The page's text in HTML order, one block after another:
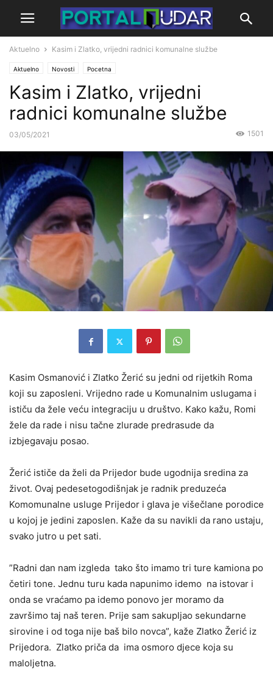
Aktuelno Kasim i Zlatko, vrijedni radnici komunalne službe
Aktuelno Novosti Pocetna
Kasim i Zlatko, vrijedni
radnici komunalne službe
03/05/2021 1501
Kasim Osmanović i Zlatko Žerić su jedni od rijetkih Roma
koji su zaposleni. Vrijedno rade u Komunalnim uslugama i
ističu da žele veću integraciju u društvo. Kako kažu, Romi
žele da rade i nisu tačne zlurade predrasude da
izbjegavaju posao.
Žerić ističe da želi da Prijedor bude ugodnija sredina za
život. Ovaj pedesetogodišnjak je radnik preduzeća
Komomunalne usluge Prijedor i glava je višečlane porodice
u kojoj je jedini zaposlen. Kaže da su navikli da rano ustaju,
svako jutro u pet sati.
”Radni dan nam izgleda tako što imamo tri ture kamiona po
četiri tone. Jednu turu kada napunimo idemo na istovar i
onda se vraćamo pa idemo ponovo jer moramo da
završimo taj naš teren. Prije sam sakupljao sekundarne
sirovine i od toga nije baš bilo novca”, kaže Zlatko Žerić iz
Prijedora. Zlatko priča da ima osmoro djece koja su
maloljetna.